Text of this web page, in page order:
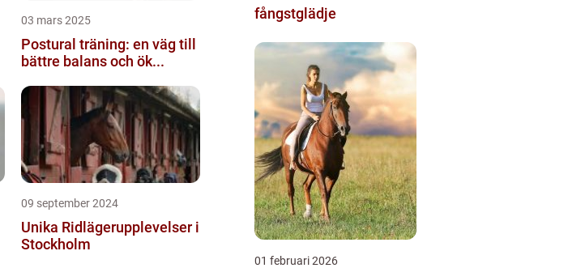
03 mars 2025
Postural träning: en väg till
bättre balans och ök...
09 september 2024
Unika Ridlägerupplevelser i
Stockholm
fångstglädje
01 februari 2026